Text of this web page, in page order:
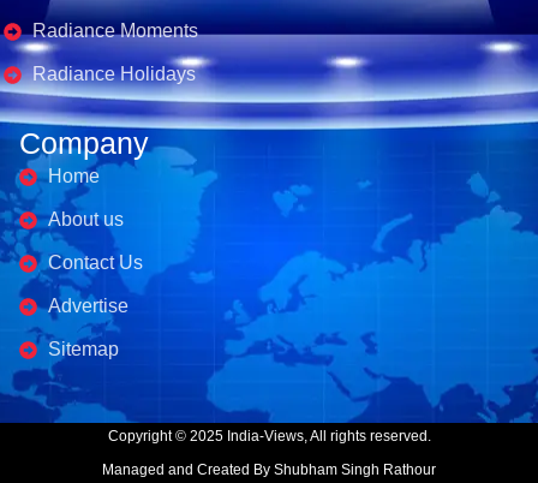
Radiance Moments
Radiance Holidays
Company
Home
About us
Contact Us
Advertise
Sitemap
Copyright © 2025 India-Views, All rights reserved.
Managed and Created By Shubham Singh Rathour